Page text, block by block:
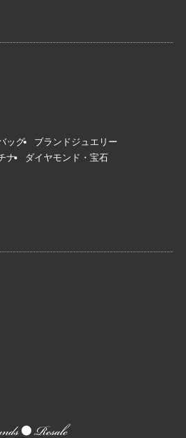
ッグ
ブランドジュエリー
ナ ダイヤモンド・宝石